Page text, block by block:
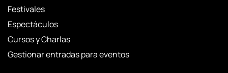
Festivales
Espectáculos
Cursos y Charlas
Gestionar entradas para eventos